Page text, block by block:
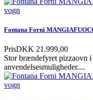
Fontana Forni
PrisDKK 21.999,00
Stor brændefyret pizzaovn
anvendelsesmuligheder....